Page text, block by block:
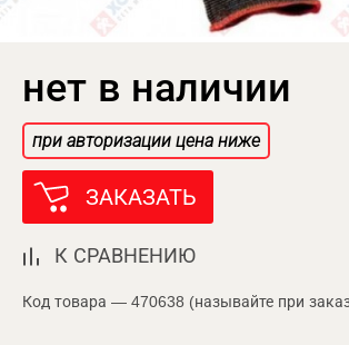
нет в наличии
при авторизации цена ниже
ЗАКАЗАТЬ
К СРАВНЕНИЮ
Код товара — 470638 (называйте при